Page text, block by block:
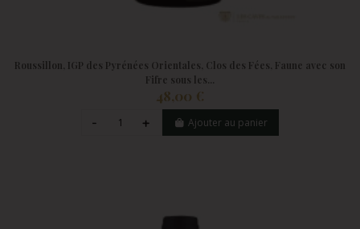
Roussillon, IGP des Pyrénées Orientales, Clos des Fées, Faune avec son
Fifre sous les...
48,00 €
Ajouter au panier